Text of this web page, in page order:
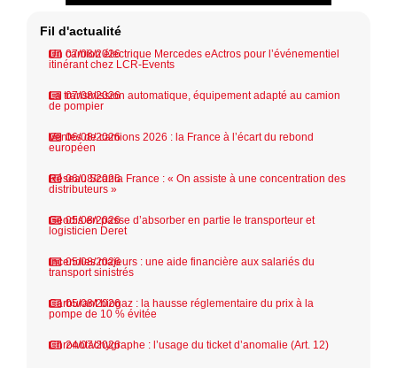
Fil d'actualité
07/08/2026
Un camion électrique Mercedes eActros pour l’événementiel
itinérant chez LCR-Events
07/08/2026
La transmission automatique, équipement adapté au camion
de pompier
06/08/2026
Ventes de camions 2026 : la France à l’écart du rebond
européen
06/08/2026
Réseau Scania France : « On assiste à une concentration des
distributeurs »
05/08/2026
Geodis en passe d’absorber en partie le transporteur et
logisticien Deret
05/08/2026
Incendies majeurs : une aide financière aux salariés du
transport sinistrés
05/08/2026
Carburant biogaz : la hausse réglementaire du prix à la
pompe de 10 % évitée
24/07/2026
Chronotachygraphe : l’usage du ticket d’anomalie (Art. 12)